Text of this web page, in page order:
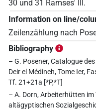
30 und 31 Ramses' III.
Information on line/
Zeilenzählung nach
Bibliography
– G. Posener, Catalogue
Deir el Médineh, Tome Ier,
Tf. 21+21a [*P,*T]
– A. Dorn, Arbeiterhütten
altägyptischen